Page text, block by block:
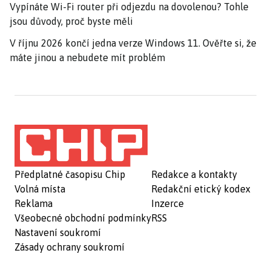
Vypínáte Wi-Fi router při odjezdu na dovolenou? Tohle
jsou důvody, proč byste měli
V říjnu 2026 končí jedna verze Windows 11. Ověřte si, že
máte jinou a nebudete mít problém
Předplatné časopisu Chip
Volná místa
Reklama
Všeobecné obchodní podmínky
Nastavení soukromí
Zásady ochrany soukromí
Redakce a kontakty
Redakční etický kodex
Inzerce
RSS